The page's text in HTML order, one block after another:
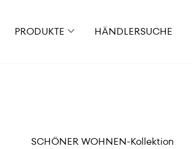
PRODUKTE HÄNDLERSUCHE
SCHÖNER WOHNEN-Kollektion